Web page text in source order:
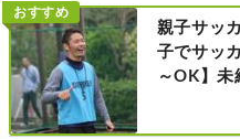
店・町田
おすすめ
親子サッ
子でサッ
～OK】未